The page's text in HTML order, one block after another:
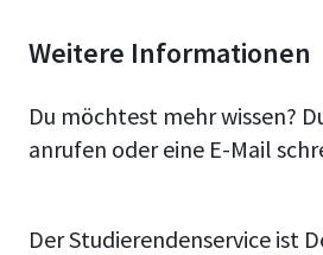
Weitere Informationen
Du möchtest mehr wissen?
anrufen oder eine E-Mail
Der Studierendenservice ist